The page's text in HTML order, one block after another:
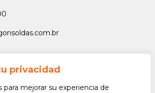
privacidad
para mejorar su experiencia de